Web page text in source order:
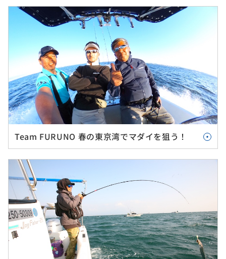
Team FURUNO 春の東京湾でマダイを狙う！